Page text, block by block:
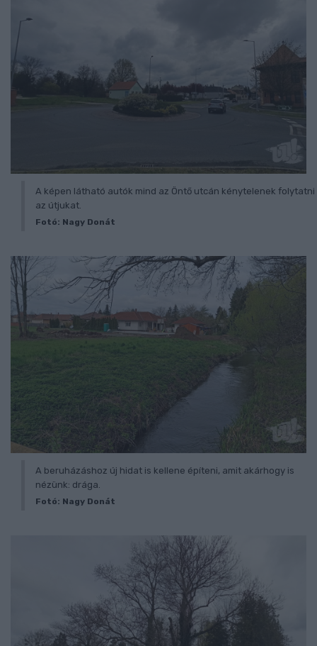
A képen látható autók mind az Öntő utcán kénytelenek folytatni
az útjukat.
Fotó: Nagy Donát
A beruházáshoz új hidat is kellene építeni, amit akárhogy is
nézünk: drága.
Fotó: Nagy Donát